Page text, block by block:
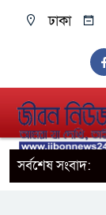
ঢাকা
সর্বশেষ সংবাদ: